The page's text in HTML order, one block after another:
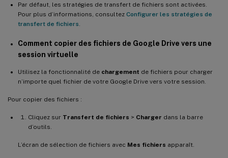
Par défaut, les stratégies de transfert de fichiers sont activées.
Pour plus d’informations, consultez Configurer les stratégies de
transfert de fichiers
Comment copier des fichiers de Google Drive vers une
session virtuelle
Utilisez la fonctionnalité de chargement de fichiers pour charger
n’importe quel fichier de votre Google Drive vers votre session.
Pour copier des fichiers :
Cliquez sur Transfert de fichiers > Charger dans la barre
d’outils.
L’écran de sélection de fichiers avec Mes fichiers apparaît.